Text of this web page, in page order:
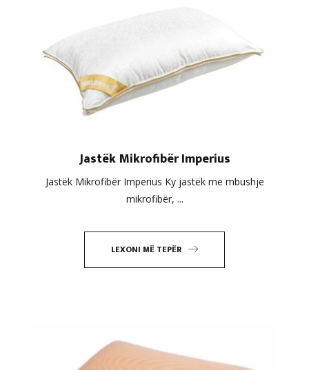
Jastëk Mikrofibër Imperius
Jastëk Mikrofibër Imperius Ky jastëk me mbushje
mikrofibër, ...
LEXONI MË TEPËR